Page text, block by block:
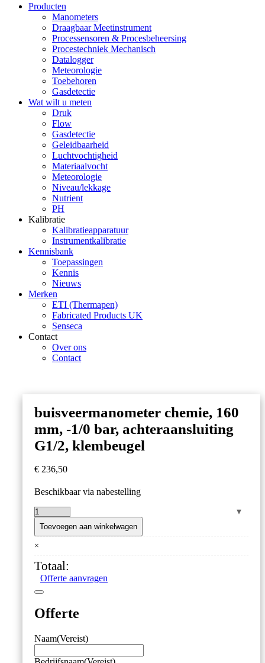
Producten
Manometers
Draagbaar Meetinstrument
Processensoren & Procesbeheersing
Procestechniek Mechanisch
Datalogger
Meteorologie
Toebehoren
Gasdetectie
Wat wilt u meten
Druk
Flow
Gasdetectie
Geleidbaarheid
Luchtvochtigheid
Materiaalvocht
Meteorologie
Niveau/lekkage
Nutrient
PH
Kalibratie
Kalibratieapparatuur
Instrumentkalibratie
Kennisbank
Toepassingen
Kennis
Nieuws
Merken
ETI (Thermapen)
Fabricated Products UK
Senseca
Contact
Over ons
Contact
buisveermanometer chemie, 160
mm, -1/0 bar, achteraansluiting
G1/2, klembeugel
€ 236,50
Beschikbaar via nabestelling
buisveermanometer
chemie,
160
mm,
bar,
achteraansluiting
G1/2,
aantal
Toevoegen aan winkelwagen
×
Totaal:
Offerte aanvragen
Offerte
Naam(Vereist)